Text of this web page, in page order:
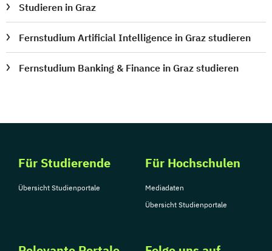
Public Management
Public Management für
Verwaltungsfachangestellte
Social Media
Softwareentwicklung (DE/EN)
Studieren in Graz
Fernstudium Artificial Intelligence in Graz studieren
Fernstudium Banking & Finance in Graz studieren
Für Studierende
Übersicht Studienportale
Für Hochschulen
Mediadaten
Übersicht Studienportale